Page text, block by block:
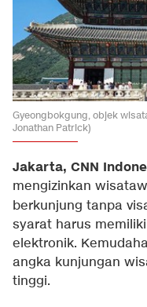
Gyeongbokgung, objek
Jonathan Patrick)
Jakarta, CNN
mengizinkan
berkunjung tanpa
syarat harus
elektronik.
angka kunjungan
tinggi.